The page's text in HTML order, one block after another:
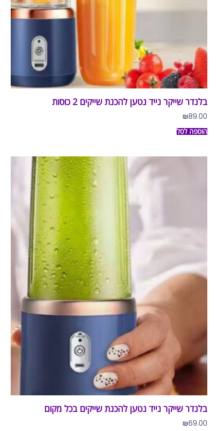
בלנדר שייקר נייד נטען להכנת שייקים 2 כוסות
₪89.00
הוספה לסל
בלנדר שייקר נייד נטען להכנת שייקים בכל מקום
₪69.00